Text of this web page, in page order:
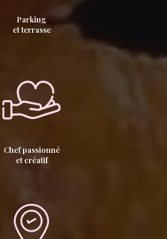
Parking
et terrasse
Chef passionné
et créatif